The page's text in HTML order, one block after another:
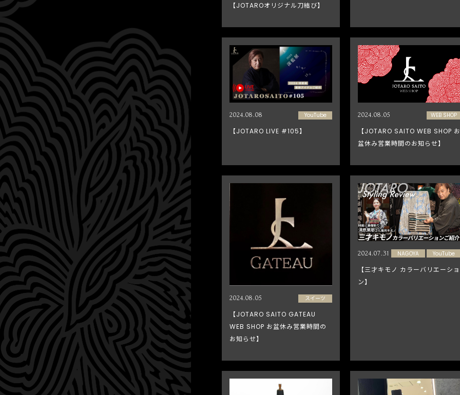
【JOTAROオリジナル刀結び】
2024.08.08 YouTube
【JOTARO LIVE #105】
2024.08.05 WEB SHOP
【JOTARO SAITO WEB SHOP お
盆休み営業時間のお知らせ】
2024.08.05 スイーツ
【JOTARO SAITO GATEAU
WEB SHOP お盆休み営業時間の
お知らせ】
2024.07.31 NAGOYA YouTube
【三才キモノ カラーバリエーショ
ン】